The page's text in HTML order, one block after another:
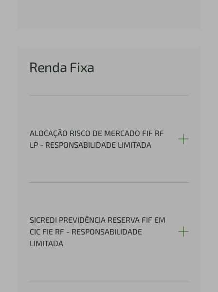
Renda Fixa
ALOCAÇÃO RISCO DE MERCADO FIF RF
LP - RESPONSABILIDADE LIMITADA
SICREDI PREVIDÊNCIA RESERVA FIF EM
CIC FIE RF - RESPONSABILIDADE
LIMITADA